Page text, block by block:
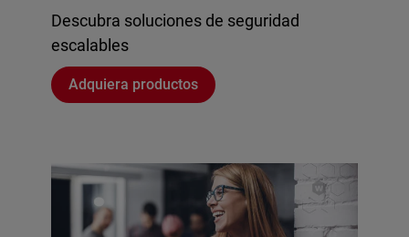
Descubra soluciones de seguridad
escalables
Adquiera productos